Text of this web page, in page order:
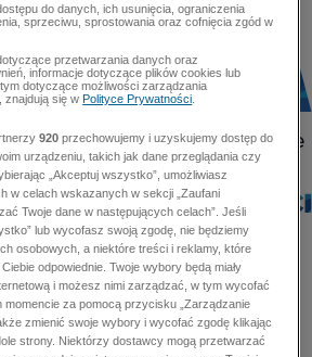
do danych, ich usunięcia, ograniczenia
sprzeciwu, sprostowania oraz cofnięcia zgód w
przetwarzania danych oraz
informacje dotyczące plików cookies lub
dotyczące możliwości zarządzania
znajdują się wPolityce Prywatności
920 przechowujemy i uzyskujemy dostęp do
urządzeniu, takich jak dane przeglądania czy
„Akceptuj wszystko”, umożliwiasz
w celach wskazanych w sekcji „Zaufani
Twoje dane w następujących celach”. Jeśli
lub wycofasz swoją zgodę, nie będziemy
osobowych, a niektóre treści i reklamy, które
odpowiednie. Twoje wybory będą miały
i możesz nimi zarządzać, w tym wycofać
momencie za pomocą przycisku „Zarządzanie
zmienić swoje wybory i wycofać zgodę klikając
strony. Niektórzy dostawcy mogą przetwarzać